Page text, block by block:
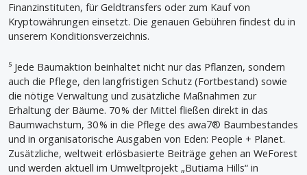
Finanzinstituten, für Geldtransfers oder zum Kauf von
Kryptowährungen einsetzt. Die genauen Gebühren findest du in
unserem Konditionsverzeichnis.
⁵ Jede Baumaktion beinhaltet nicht nur das Pflanzen, sondern
auch die Pflege, den langfristigen Schutz (Fortbestand) sowie
die nötige Verwaltung und zusätzliche Maßnahmen zur
Erhaltung der Bäume. 70 % der Mittel fließen direkt in das
Baumwachstum, 30 % in die Pflege des awa7® Baumbestandes
und in organisatorische Ausgaben von Eden: People + Planet.
Zusätzliche, weltweit erlösbasierte Beiträge gehen an WeForest
und werden aktuell im Umweltprojekt „Butiama Hills“ in